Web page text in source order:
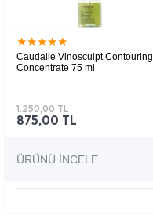
★★★★★
Caudalie Vinosculpt Contouring
Concentrate 75 ml
875,00 TL
1.250,00 TL
ÜRÜNÜ İNCELE